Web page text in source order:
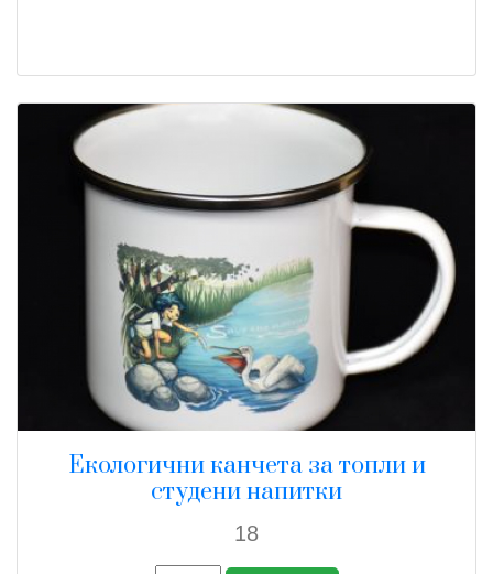
Екологични канчета за топли и
студени напитки
18